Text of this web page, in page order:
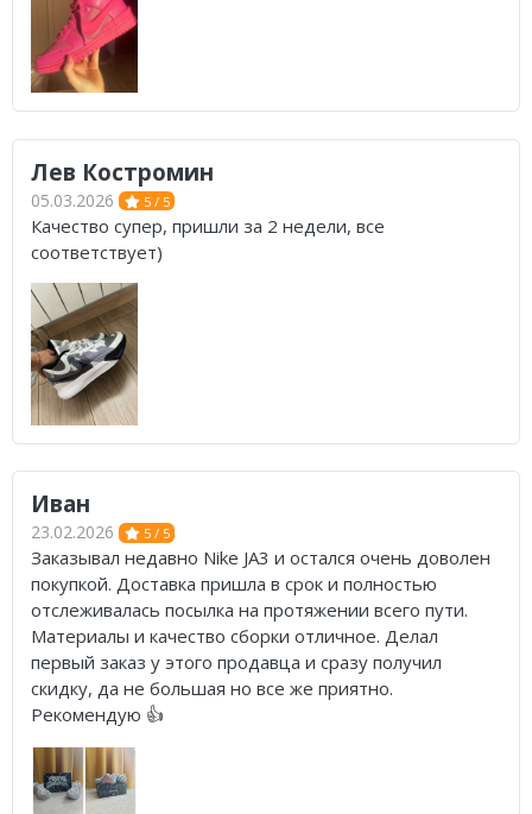
Лев Костромин
05.03.2026 5 / 5
Качество супер, пришли за 2 недели, все
соответствует)
Иван
23.02.2026 5 / 5
Заказывал недавно Nike JA3 и остался очень доволен
покупкой. Доставка пришла в срок и полностью
отслеживалась посылка на протяжении всего пути.
Материалы и качество сборки отличное. Делал
первый заказ у этого продавца и сразу получил
скидку, да не большая но все же приятно.
Рекомендую 👍